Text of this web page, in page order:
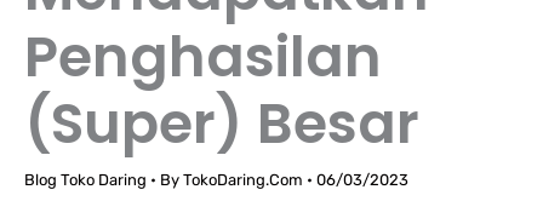
Penghasilan
(Super) Besar
Blog Toko Daring • By TokoDaring.Com • 06/03/2023